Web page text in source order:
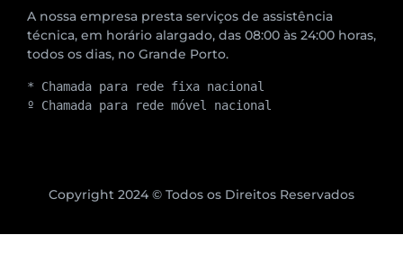
A nossa empresa presta serviços de assistência
técnica, em horário alargado, das 08:00 às 24:00 horas,
todos os dias, no Grande Porto.
* Chamada para rede fixa nacional
º Chamada para rede móvel nacional
Copyright 2024 © Todos os Direitos Reservados